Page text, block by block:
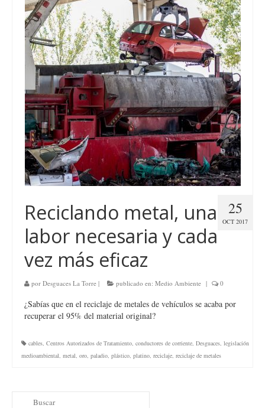
25
OCT 2017
Reciclando metal, una
labor necesaria y cada
vez más eficaz
por Desguaces La Torre | publicado en: Medio Ambiente | 0
¿Sabías que en el reciclaje de metales de vehículos se acaba por
recuperar el 95% del material original?
cables, Centros Autorizados de Tratamiento, conductores de corriente, Desguaces, legislación
medioambiental, metal, oro, paladio, plástico, platino, reciclaje, reciclaje de metales